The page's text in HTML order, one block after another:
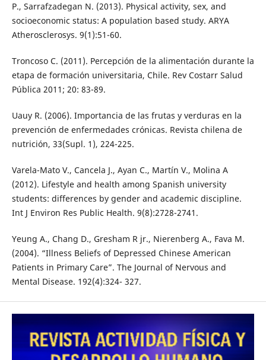
P., Sarrafzadegan N. (2013). Physical activity, sex, and
socioeconomic status: A population based study. ARYA
Atherosclerosys. 9(1):51-60.
Troncoso C. (2011). Percepción de la alimentación durante la
etapa de formación universitaria, Chile. Rev Costarr Salud
Pública 2011; 20: 83-89.
Uauy R. (2006). Importancia de las frutas y verduras en la
prevención de enfermedades crónicas. Revista chilena de
nutrición, 33(Supl. 1), 224-225.
Varela-Mato V., Cancela J., Ayan C., Martín V., Molina A
(2012). Lifestyle and health among Spanish university
students: differences by gender and academic discipline.
Int J Environ Res Public Health. 9(8):2728-2741.
Yeung A., Chang D., Gresham R jr., Nierenberg A., Fava M.
(2004). “Illness Beliefs of Depressed Chinese American
Patients in Primary Care”. The Journal of Nervous and
Mental Disease. 192(4):324- 327.